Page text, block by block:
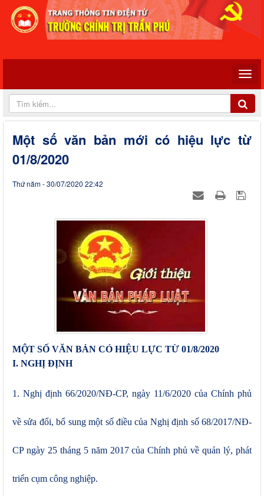
Một số văn bản mới có hiệu lực từ
01/8/2020
Thứ năm - 30/07/2020 22:42
MỘT SỐ VĂN BẢN CÓ HIỆU LỰC TỪ 01/8/2020
I. NGHỊ ĐỊNH
1. Nghị định 66/2020/NĐ-CP, ngày 11/6/2020 của Chính phủ
về sửa đổi, bổ sung một số điều của Nghị định số 68/2017/NĐ-
CP ngày 25 tháng 5 năm 2017 của Chính phủ về quản lý, phát
triển cụm công nghiệp.